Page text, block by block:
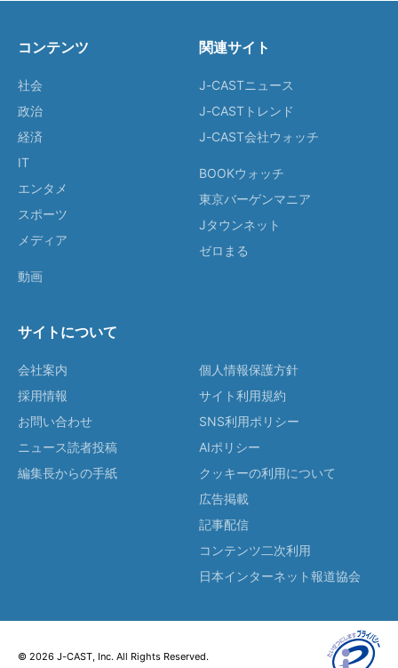
コンテンツ
社会
政治
経済
IT
エンタメ
スポーツ
メディア
動画
関連サイト
J-CASTニュース
J-CASTトレンド
J-CAST会社ウォッチ
BOOKウォッチ
東京バーゲンマニア
Jタウンネット
ゼロまる
サイトについて
会社案内
採用情報
お問い合わせ
ニュース読者投稿
編集長からの手紙
個人情報保護方針
サイト利用規約
SNS利用ポリシー
AIポリシー
クッキーの利用について
広告掲載
記事配信
コンテンツ二次利用
日本インターネット報道協会
© 2026 J-CAST, Inc. All Rights Reserved.